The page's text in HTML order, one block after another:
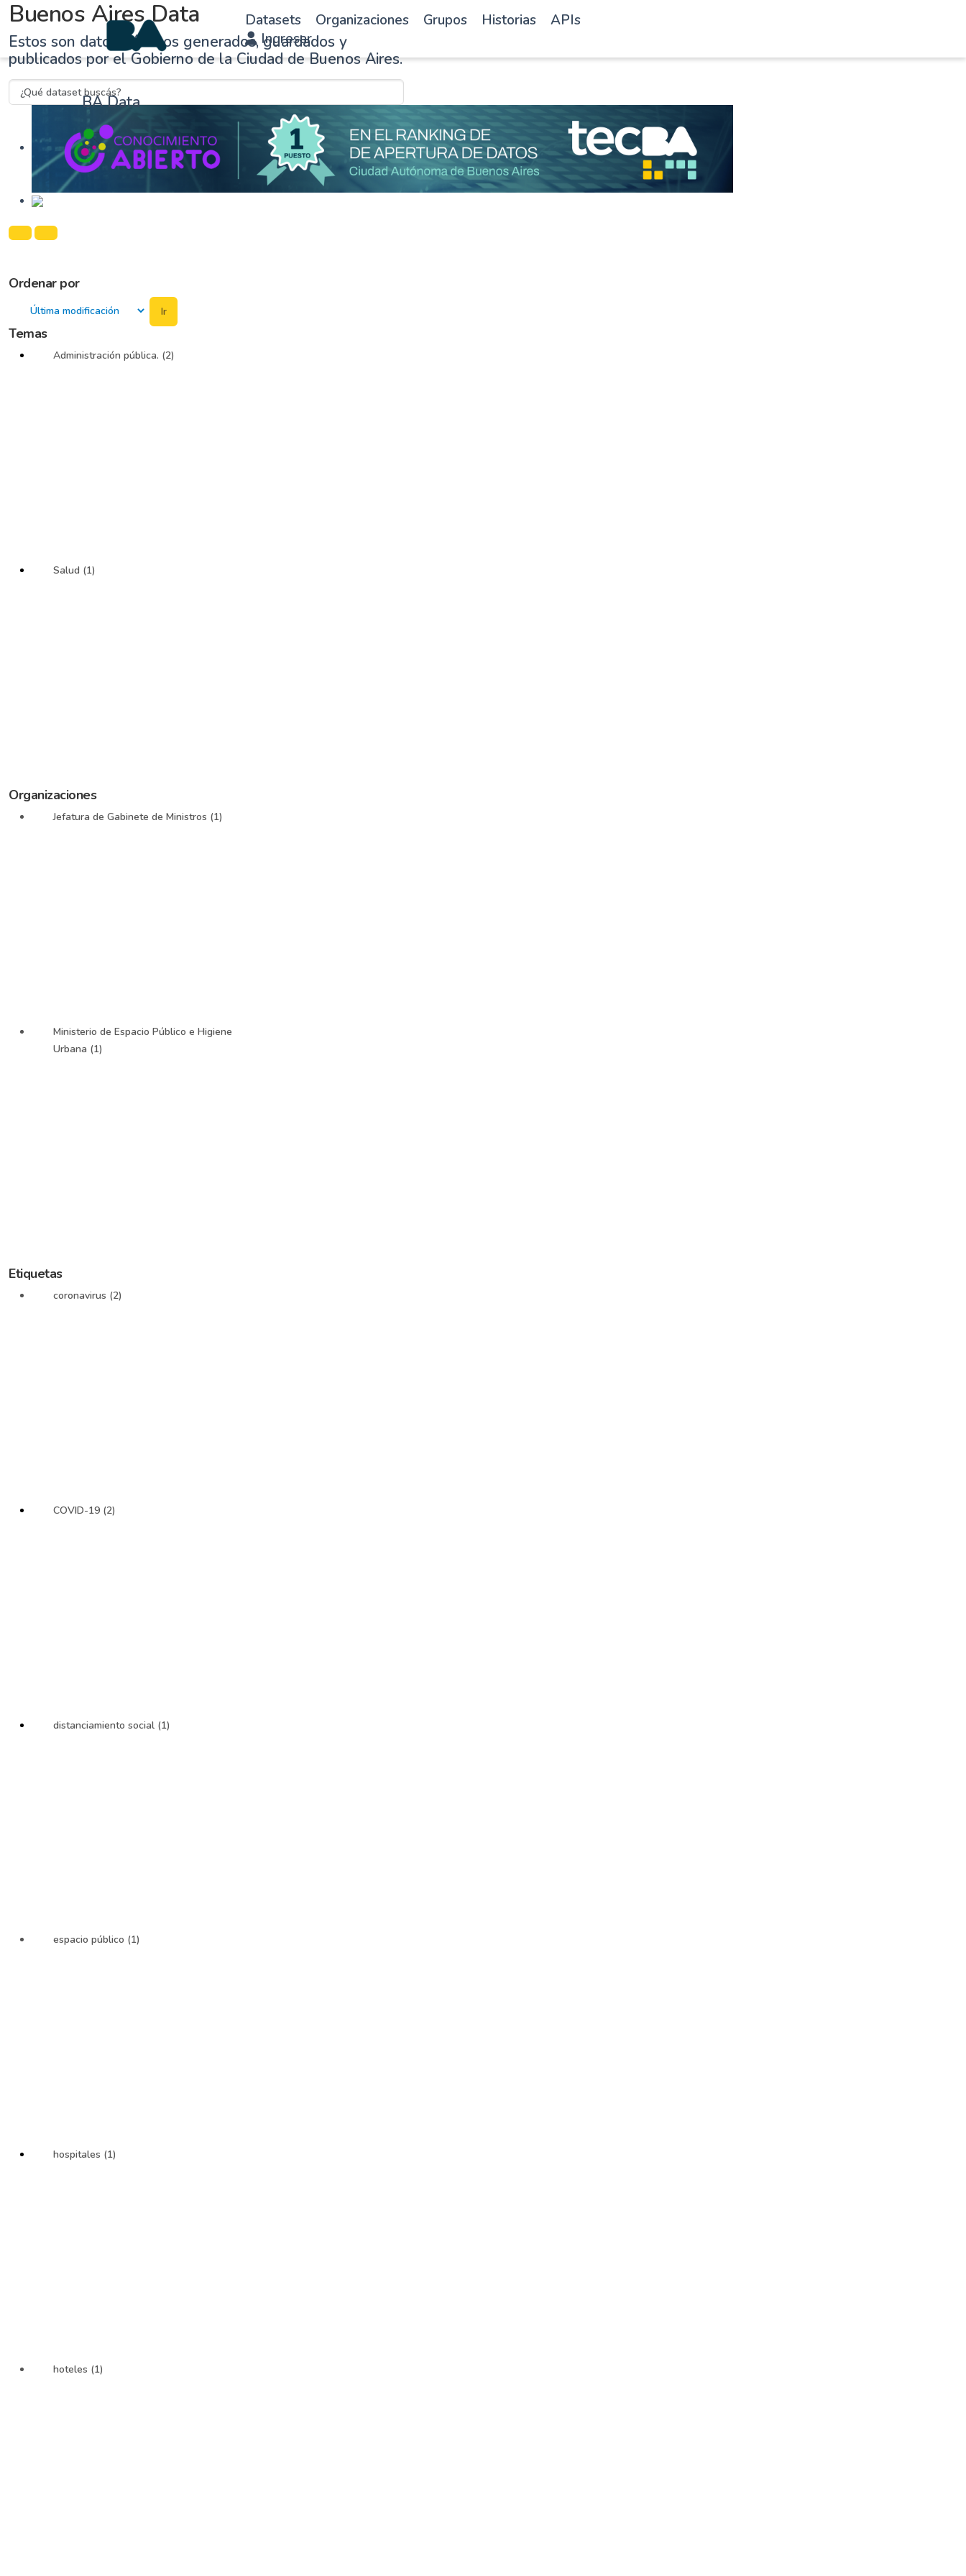
BA Data
Datasets Organizaciones Grupos Historias
APIs
Ingresar
Buenos Aires Data
Estos son datos públicos generados, guardados y
publicados por el Gobierno de la Ciudad de Buenos Aires.
Ordenar por
Ir
Temas
Administración pública. (2)
Salud (1)
Organizaciones
Jefatura de Gabinete de Ministros (1)
Ministerio de Espacio Público e Higiene
Urbana (1)
Etiquetas
coronavirus (2)
COVID-19 (2)
distanciamiento social (1)
espacio público (1)
hospitales (1)
hoteles (1)